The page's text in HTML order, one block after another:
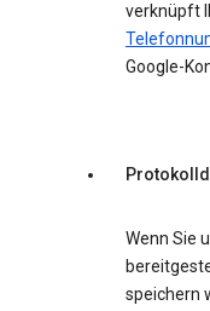
verknüpft
Google-
Wenn Sie
speichern